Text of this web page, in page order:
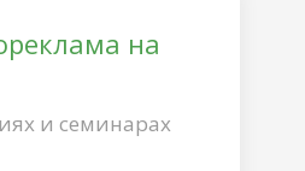
на
и семинарах